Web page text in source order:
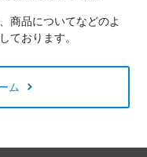
商品についてなどのよ
ております。
ム